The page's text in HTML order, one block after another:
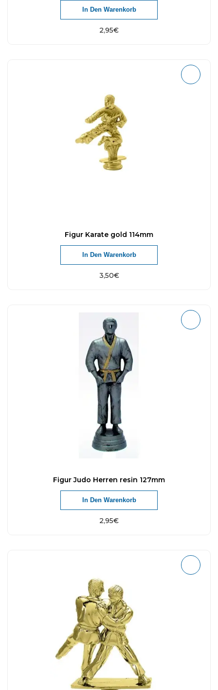
2,95€
In Den Warenkorb
Figur Karate gold 114mm
3,50€
In Den Warenkorb
Figur Judo Herren resin 127mm
2,95€
In Den Warenkorb